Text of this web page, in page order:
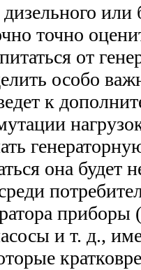
или
точно
от
особо
к
она будет
и т. д.,